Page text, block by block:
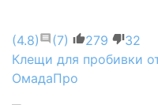
(4.8) (7) 279
32
Клещи для пробивки
ОмадаПро